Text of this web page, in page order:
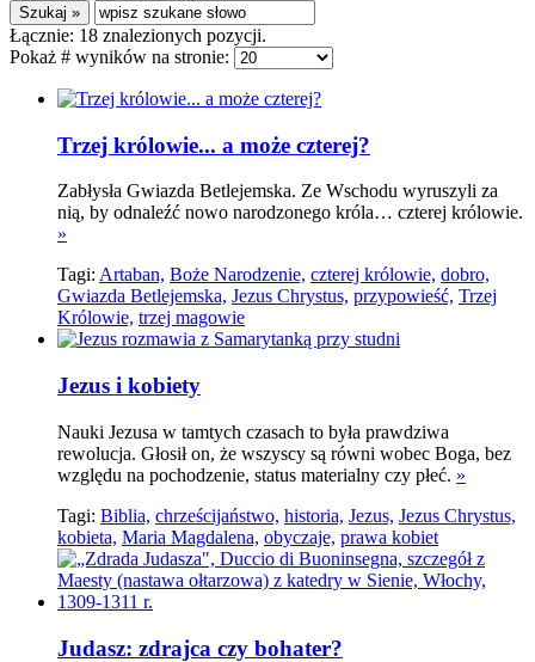
Łącznie: 18 znalezionych pozycji.
Pokaż # wyników na stronie:
Trzej królowie... a może czterej?
Zabłysła Gwiazda Betlejemska. Ze Wschodu wyruszyli za
nią, by odnaleźć nowo narodzonego króla… czterej królowie.
»
Tagi: Artaban, Boże Narodzenie, czterej królowie, dobro,
Gwiazda Betlejemska, Jezus Chrystus, przypowieść, Trzej
Królowie, trzej magowie
Jezus i kobiety
Nauki Jezusa w tamtych czasach to była prawdziwa
rewolucja. Głosił on, że wszyscy są równi wobec Boga, bez
względu na pochodzenie, status materialny czy płeć. »
Tagi: Biblia, chrześcijaństwo, historia, Jezus, Jezus Chrystus,
kobieta, Maria Magdalena, obyczaje, prawa kobiet
Judasz: zdrajca czy bohater?